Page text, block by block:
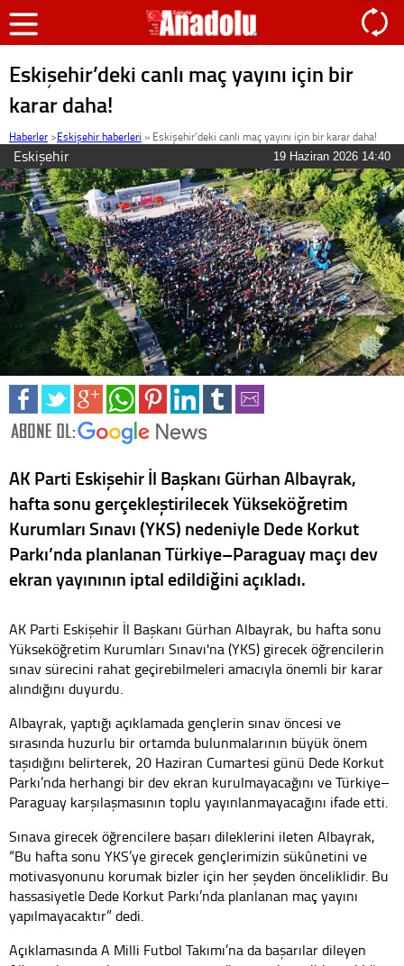
Eskişehir’deki canlı maç yayını için bir
karar daha!
Haberler >Eskişehir haberleri » Eskişehir’deki canlı maç yayını için bir karar daha!
Eskişehir 19 Haziran 2026 14:40
AK Parti Eskişehir İl Başkanı Gürhan Albayrak,
hafta sonu gerçekleştirilecek Yükseköğretim
Kurumları Sınavı (YKS) nedeniyle Dede Korkut
Parkı’nda planlanan Türkiye–Paraguay maçı dev
ekran yayınının iptal edildiğini açıkladı.
AK Parti Eskişehir İl Başkanı Gürhan Albayrak, bu hafta sonu
Yükseköğretim Kurumları Sınavı'na (YKS) girecek öğrencilerin
sınav sürecini rahat geçirebilmeleri amacıyla önemli bir karar
alındığını duyurdu.
Albayrak, yaptığı açıklamada gençlerin sınav öncesi ve
sırasında huzurlu bir ortamda bulunmalarının büyük önem
taşıdığını belirterek, 20 Haziran Cumartesi günü Dede Korkut
Parkı’nda herhangi bir dev ekran kurulmayacağını ve Türkiye–
Paraguay karşılaşmasının toplu yayınlanmayacağını ifade etti.
Sınava girecek öğrencilere başarı dileklerini ileten Albayrak,
“Bu hafta sonu YKS’ye girecek gençlerimizin sükûnetini ve
motivasyonunu korumak bizler için her şeyden önceliklidir. Bu
hassasiyetle Dede Korkut Parkı’nda planlanan maç yayını
yapılmayacaktır” dedi.
Açıklamasında A Milli Futbol Takımı’na da başarılar dileyen